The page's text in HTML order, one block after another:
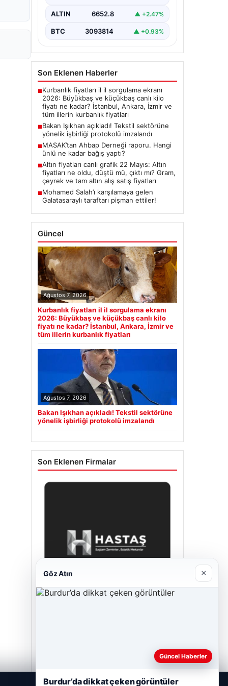
ALTIN 6652.8 ▲ +2.47%
BTC 3093814 ▲ +0.93%
Son Eklenen Haberler
■Kurbanlık fiyatları il il sorgulama ekranı
2026: Büyükbaş ve küçükbaş canlı kilo
fiyatı ne kadar? İstanbul, Ankara, İzmir ve
tüm illerin kurbanlık fiyatları
■Bakan Işıkhan açıkladı! Tekstil sektörüne
yönelik işbirliği protokolü imzalandı
■MASAK’tan Ahbap Derneği raporu. Hangi
ünlü ne kadar bağış yaptı?
■Altın fiyatları canlı grafik 22 Mayıs: Altın
fiyatları ne oldu, düştü mü, çıktı mı? Gram,
çeyrek ve tam altın alış satış fiyatları
■Mohamed Salah’ı karşılamaya gelen
Galatasaraylı taraftarı pişman ettiler!
Güncel
Ağustos 7, 2026
Kurbanlık fiyatları il il sorgulama ekranı
2026: Büyükbaş ve küçükbaş canlı kilo
fiyatı ne kadar? İstanbul, Ankara, İzmir ve
tüm illerin kurbanlık fiyatları
Ağustos 7, 2026
Bakan Işıkhan açıkladı! Tekstil sektörüne
yönelik işbirliği protokolü imzalandı
Son Eklenen Firmalar
Göz Atın ×
Güncel Haberler
Burdur’da dikkat çeken görüntüler